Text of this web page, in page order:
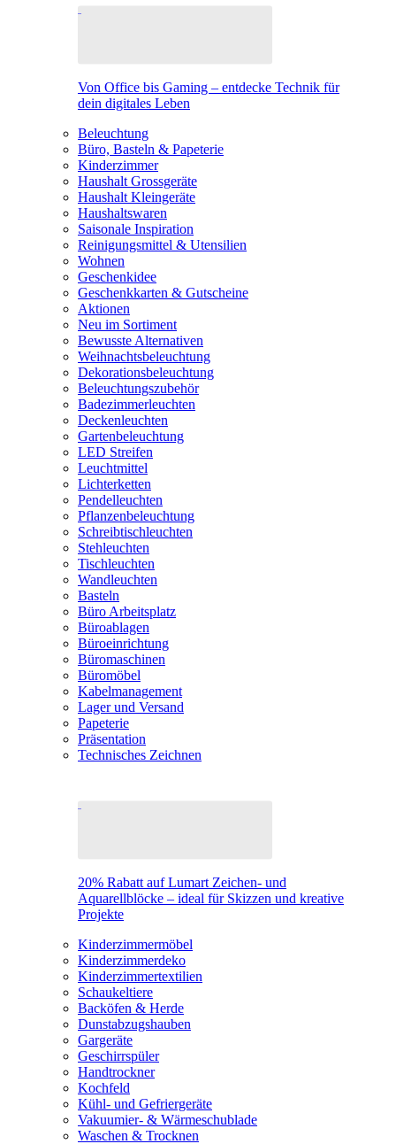
Von Office bis Gaming – entdecke Technik für
dein digitales Leben
Beleuchtung
Büro, Basteln & Papeterie
Kinderzimmer
Haushalt Grossgeräte
Haushalt Kleingeräte
Haushaltswaren
Saisonale Inspiration
Reinigungsmittel & Utensilien
Wohnen
Geschenkidee
Geschenkkarten & Gutscheine
Aktionen
Neu im Sortiment
Bewusste Alternativen
Weihnachtsbeleuchtung
Dekorationsbeleuchtung
Beleuchtungszubehör
Badezimmerleuchten
Deckenleuchten
Gartenbeleuchtung
LED Streifen
Leuchtmittel
Lichterketten
Pendelleuchten
Pflanzenbeleuchtung
Schreibtischleuchten
Stehleuchten
Tischleuchten
Wandleuchten
Basteln
Büro Arbeitsplatz
Büroablagen
Büroeinrichtung
Büromaschinen
Büromöbel
Kabelmanagement
Lager und Versand
Papeterie
Präsentation
Technisches Zeichnen
20% Rabatt auf Lumart Zeichen- und
Aquarellblöcke – ideal für Skizzen und kreative
Projekte
Kinderzimmermöbel
Kinderzimmerdeko
Kinderzimmertextilien
Schaukeltiere
Backöfen & Herde
Dunstabzugshauben
Gargeräte
Geschirrspüler
Handtrockner
Kochfeld
Kühl- und Gefriergeräte
Vakuumier- & Wärmeschublade
Waschen & Trocknen